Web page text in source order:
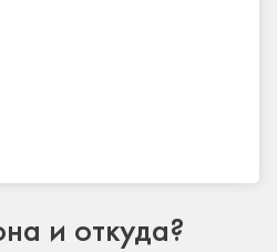
и откуда?